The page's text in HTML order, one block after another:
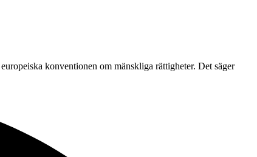
konventionen om mänskliga rättigheter. Det säger